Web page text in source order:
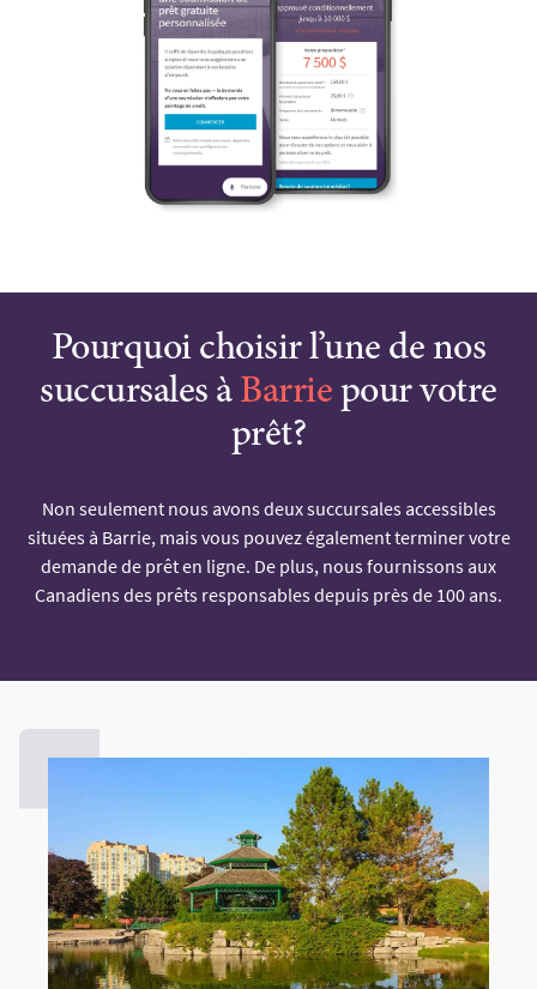
Pourquoi choisir l’une de nos
succursales à Barrie pour votre
prêt?
Non seulement nous avons deux succursales accessibles
situées à Barrie, mais vous pouvez également terminer votre
demande de prêt en ligne. De plus, nous fournissons aux
Canadiens des prêts responsables depuis près de 100 ans.